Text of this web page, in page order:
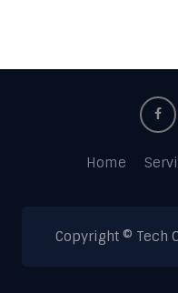
Home
Copyright © Tech